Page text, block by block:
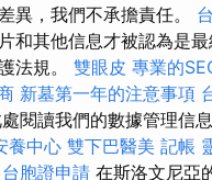
異，我們不承擔責任。
和其他信息才被認為是最
法規。 雙眼皮 專業的
新墓第一年的注意事項
閱讀我們的數據管理信
養中心 雙下巴醫美 記帳
台胞證申請 在斯洛文尼亞